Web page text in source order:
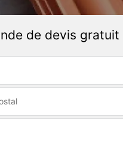
de devis gratuit